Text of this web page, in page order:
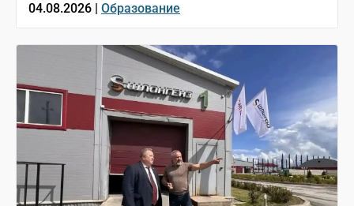
04.08.2026 | Образование